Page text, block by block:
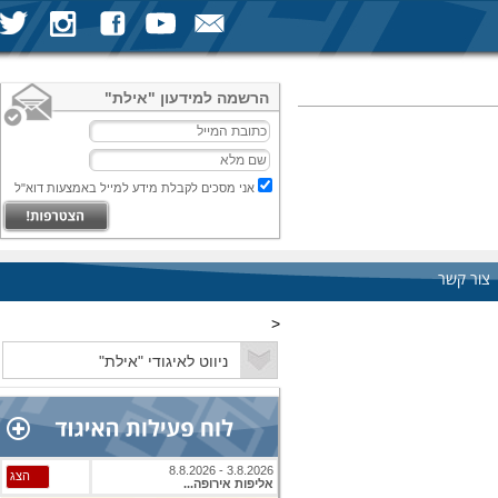
הרשמה למידעון "אילת"
אני מסכים לקבלת מידע למייל באמצעות דוא"ל
צור קשר
<
3.8.2026 - 8.8.2026
אליפות אירופה...
הצג